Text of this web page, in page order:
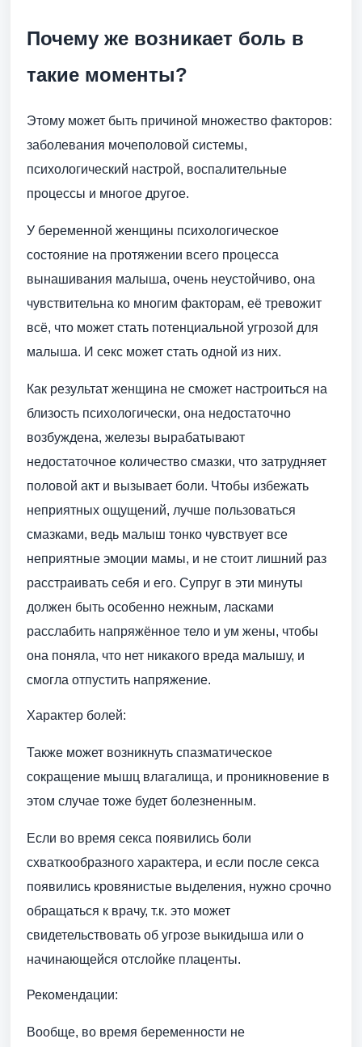
Почему же возникает боль в
такие моменты?
Этому может быть причиной множество факторов:
заболевания мочеполовой системы,
психологический настрой, воспалительные
процессы и многое другое.
У беременной женщины психологическое
состояние на протяжении всего процесса
вынашивания малыша, очень неустойчиво, она
чувствительна ко многим факторам, её тревожит
всё, что может стать потенциальной угрозой для
малыша. И секс может стать одной из них.
Как результат женщина не сможет настроиться на
близость психологически, она недостаточно
возбуждена, железы вырабатывают
недостаточное количество смазки, что затрудняет
половой акт и вызывает боли. Чтобы избежать
неприятных ощущений, лучше пользоваться
смазками, ведь малыш тонко чувствует все
неприятные эмоции мамы, и не стоит лишний раз
расстраивать себя и его. Супруг в эти минуты
должен быть особенно нежным, ласками
расслабить напряжённое тело и ум жены, чтобы
она поняла, что нет никакого вреда малышу, и
смогла отпустить напряжение.
Характер болей:
Также может возникнуть спазматическое
сокращение мышц влагалища, и проникновение в
этом случае тоже будет болезненным.
Если во время секса появились боли
схваткообразного характера, и если после секса
появились кровянистые выделения, нужно срочно
обращаться к врачу, т.к. это может
свидетельствовать об угрозе выкидыша или о
начинающейся отслойке плаценты.
Рекомендации:
Вообще, во время беременности не